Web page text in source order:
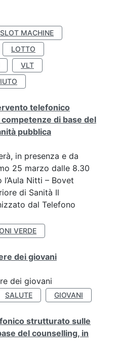
SLOT MACHINE
LOTTO
VLT
telefonico
di base del
pubblica
in presenza e da
25 marzo dalle 8.30
Nitti – Bovet
di Sanità Il
dal Telefono
VERDE
dei giovani
dei giovani
SALUTE GIOVANI
strutturato sulle
del counselling, in